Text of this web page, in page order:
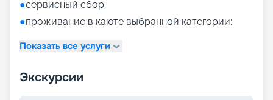
●сервисный сбор;
●проживание в каюте выбранной категории;
Показать все услуги
Экскурсии